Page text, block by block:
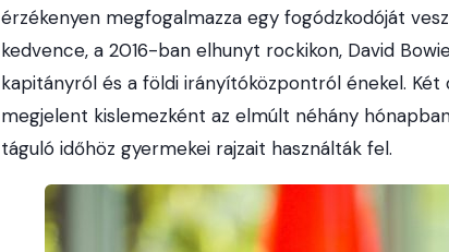
érzékenyen megfogalmazza egy fogódzkodóját
kedvence, a 2016-ban elhunyt rockikon, David
kapitányról és a földi irányítóközpontról énekel.
megjelent kislemezként az elmúlt néhány
táguló időhöz gyermekei rajzait használták fel.